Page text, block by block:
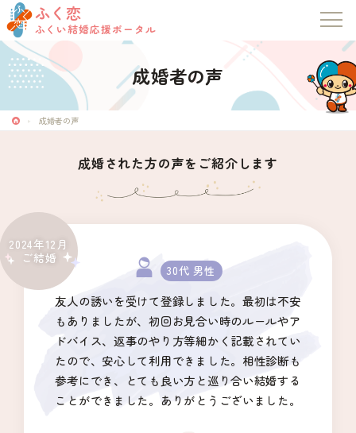
ふく恋
ふくい結婚応援ポータル
成婚者の声
成婚者の声
成婚された方の声をご紹介します
2024年12月
ご結婚
30代 男性
友人の誘いを受けて登録しました。最初は不安
もありましたが、初回お見合い時のルールやア
ドバイス、返事のやり方等細かく記載されてい
たので、安心して利用できました。相性診断も
参考にでき、とても良い方と巡り合い結婚する
ことができました。ありがとうございました。